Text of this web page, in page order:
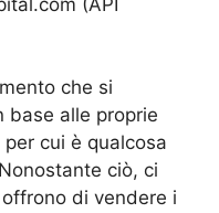
che si
base alle proprie
cui è qualcosa
ciò, ci
di vendere i